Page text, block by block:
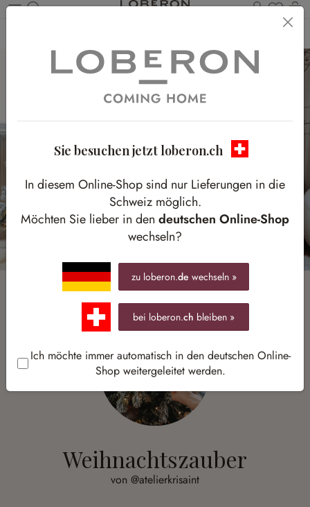
Du
Weihnachtszauber
von @atelierkrisaint
Sie besuchen jetzt loberon.ch
In diesem Online-Shop sind nur Lieferungen in die
Schweiz möglich.
Möchten Sie lieber in den deutschen Online-Shop
wechseln?
zu loberon.de wechseln »
bei loberon.ch bleiben »
Ich möchte immer automatisch in den deutschen Online-
Shop weitergeleitet werden.